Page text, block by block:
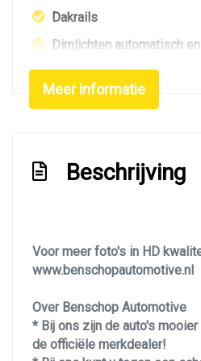
Dakrails
Dimlichten automatisch
Elektrisch bedienbare
Elektrisch glazen
Led achterlichten
Led verlichting
Metaalkleur
Mistlampen voor
Meer informatie
Beschrijving
Voor meer foto's in HD
www.benschopautomotive.nl
Over Benschop Automotive
* Bij ons zijn de auto's
de officiële merkdealer!